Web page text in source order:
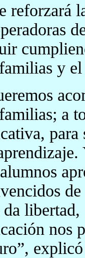
reforzará
y
a
da
nos